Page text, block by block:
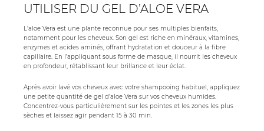
UTILISER DU GEL D’ALOE VERA
L’aloe Vera est une plante reconnue pour ses multiples bienfaits,
notamment pour les cheveux. Son gel est riche en minéraux, vitamines,
enzymes et acides aminés, offrant hydratation et douceur à la fibre
capillaire. En l’appliquant sous forme de masque, il nourrit les cheveux
en profondeur, rétablissant leur brillance et leur éclat.
Après avoir lavé vos cheveux avec votre shampooing habituel, appliquez
une petite quantité de gel d’aloe Vera sur vos cheveux humides.
Concentrez-vous particulièrement sur les pointes et les zones les plus
sèches et laissez agir pendant 15 à 30 min.